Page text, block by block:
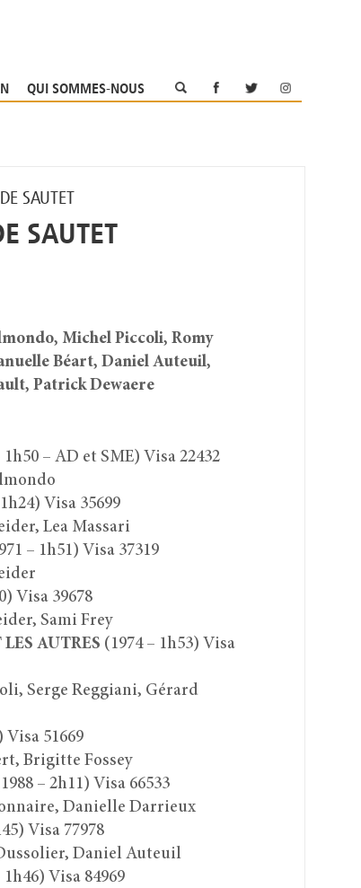
QUI SOMMES-NOUS
SAUTET
SAUTET
Michel Piccoli, Romy
Béart, Daniel Auteuil,
Patrick Dewaere
1h50 – AD et SME) Visa 22432
Visa 35699
Lea Massari
– 1h51) Visa 37319
Visa 39678
Sami Frey
AUTRES (1974 – 1h53) Visa
Serge Reggiani, Gérard
Visa 51669
Brigitte Fossey
– 2h11) Visa 66533
Danielle Darrieux
Visa 77978
Daniel Auteuil
1h46) Visa 84969